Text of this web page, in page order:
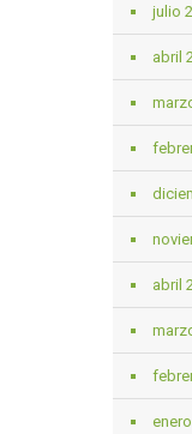
julio
abril
abril